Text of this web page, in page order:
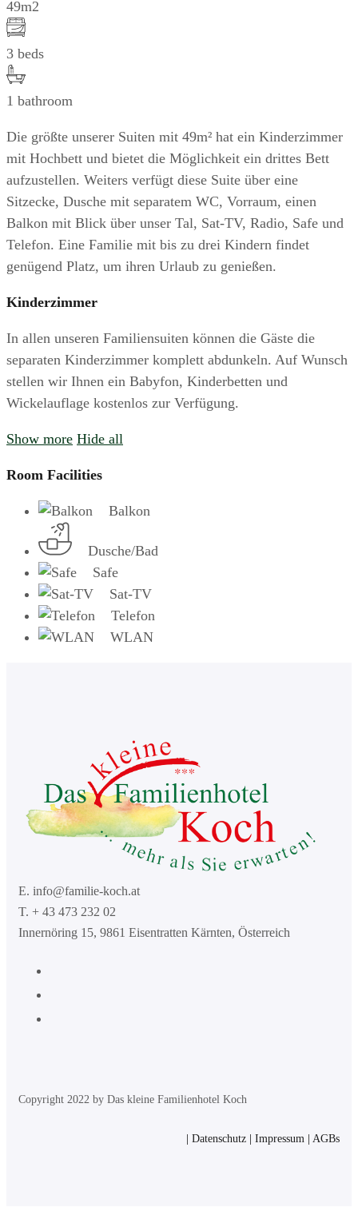
49m2
3 beds
1 bathroom
Die größte unserer Suiten mit 49m² hat ein Kinderzimmer
mit Hochbett und bietet die Möglichkeit ein drittes Bett
aufzustellen. Weiters verfügt diese Suite über eine
Sitzecke, Dusche mit separatem WC, Vorraum, einen
Balkon mit Blick über unser Tal, Sat-TV, Radio, Safe und
Telefon. Eine Familie mit bis zu drei Kindern findet
genügend Platz, um ihren Urlaub zu genießen.
Kinderzimmer
In allen unseren Familiensuiten können die Gäste die
separaten Kinderzimmer komplett abdunkeln. Auf Wunsch
stellen wir Ihnen ein Babyfon, Kinderbetten und
Wickelauflage kostenlos zur Verfügung.
Show more Hide all
Room Facilities
Balkon
Dusche/Bad
Safe
Sat-TV
Telefon
WLAN
E. info@familie-koch.at
T. + 43 473 232 02
Innernöring 15, 9861 Eisentratten Kärnten, Österreich
Copyright 2022 by Das kleine Familienhotel Koch
Datenschutz Impressum AGBs